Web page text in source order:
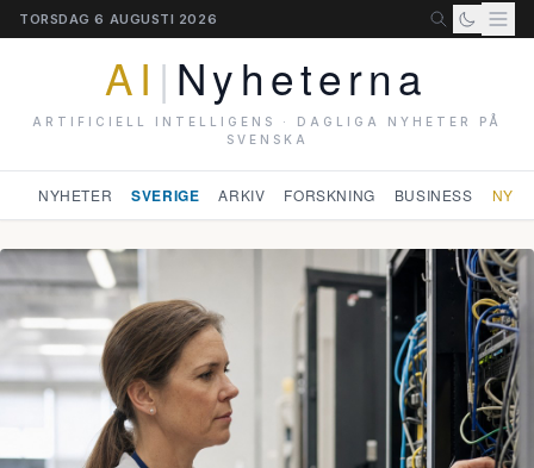
TORSDAG 6 AUGUSTI 2026
AI | Nyheterna
ARTIFICIELL INTELLIGENS · DAGLIGA NYHETER PÅ
SVENSKA
NYHETER SVERIGE ARKIV FORSKNING BUSINESS